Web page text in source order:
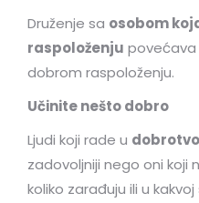
Druženje sa osobom
raspoloženju povećava
dobrom raspoloženju.
Učinite nešto dobro
Ljudi koji rade u
zadovoljniji nego oni koji
koliko zarađuju ili u